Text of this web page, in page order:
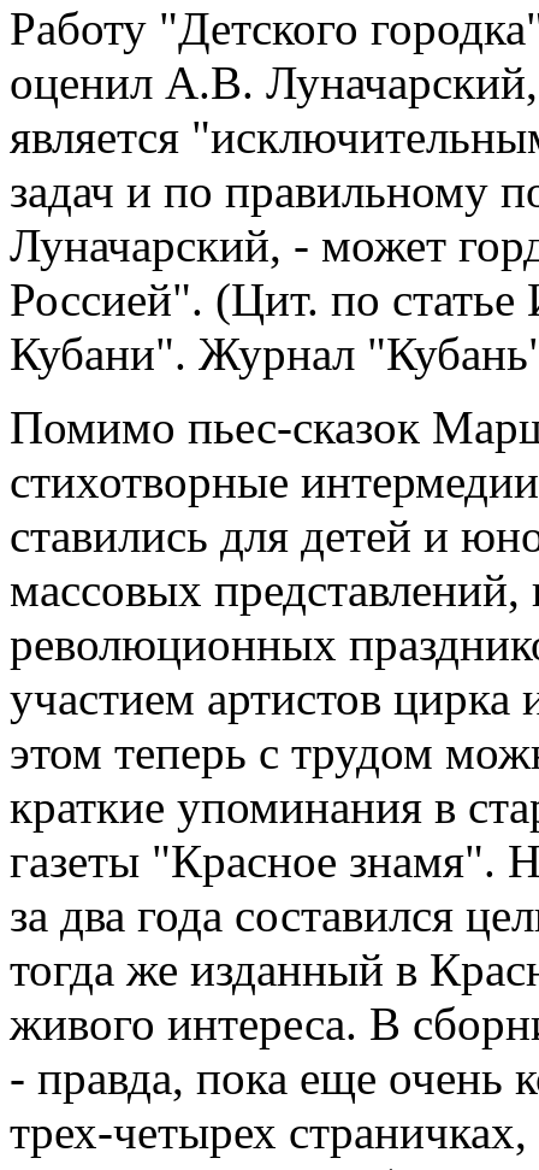
Работу "Детского
оценил А.В. Луначарский,
является
задач и по правильному
Луначарский, - может
Россией". (Цит. по
Кубани". Журнал
Помимо пьес-сказок
стихотворные
ставились для детей и
массовых
революционных
участием артистов
этом теперь с трудом
краткие упоминания в
газеты "Красное знамя".
за два года составился
тогда же изданный в
живого интереса. В
- правда, пока еще очень
трех-четырех